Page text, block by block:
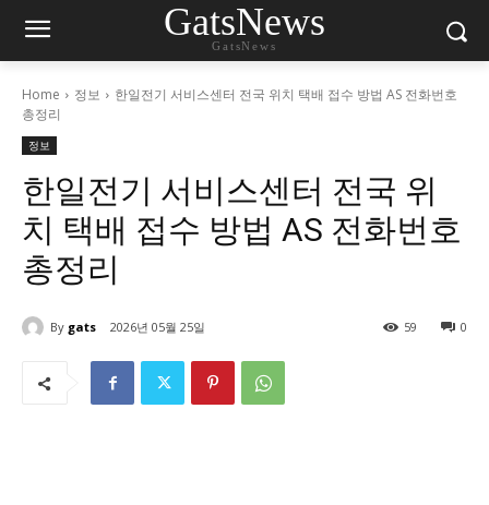
GatsNews
GatsNews
Home 정보
한일전기 서비스센터 전국 위치 택배 접수 방법 AS 전화번호
총정리
정보
한일전기 서비스센터 전국 위
치 택배 접수 방법 AS 전화번호
총정리
By gats 2026년 05월 25일 0
59